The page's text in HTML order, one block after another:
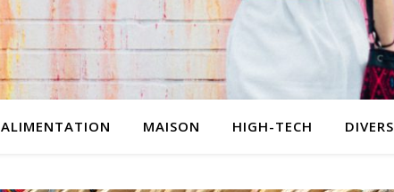
ALIMENTATION MAISON HIGH-TECH DIVERS